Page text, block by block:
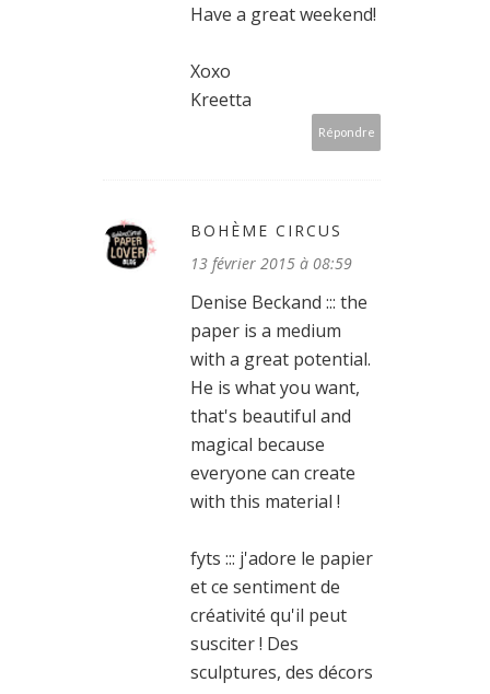
Have a great weekend!
Xoxo
Kreetta
Répondre
BOHÈME CIRCUS
13 février 2015 à 08:59
Denise Beckand ::: the
paper is a medium
with a great potential.
He is what you want,
that's beautiful and
magical because
everyone can create
with this material !
fyts ::: j'adore le papier
et ce sentiment de
créativité qu'il peut
susciter ! Des
sculptures, des décors